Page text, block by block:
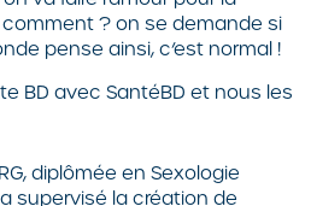
comment ? on se demande si
pense ainsi, c’est normal !
BD avec SantéBD et nous les
diplômée en Sexologie
supervisé la création de